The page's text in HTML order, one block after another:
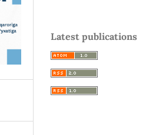
Latest publications